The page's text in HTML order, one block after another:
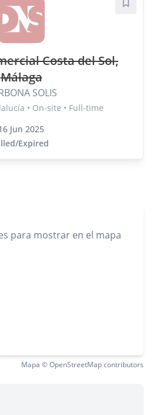
Costa del Sol,
Málaga
SOLIS
• On-site • Full-time
Jun 2025
Expired
Save
para mostrar en el mapa
Mapa © OpenStreetMap contributors